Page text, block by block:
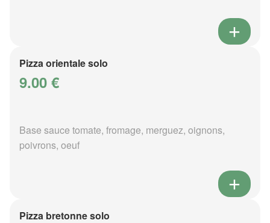
Pizza orientale solo
9.00 €
Base sauce tomate, fromage, merguez, oignons,
poivrons, oeuf
Pizza bretonne solo